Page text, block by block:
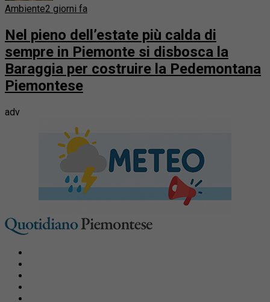
Ambiente2 giorni fa
Nel pieno dell’estate più calda di
sempre in Piemonte si disbosca la
Baraggia per costruire la Pedemontana
Piemontese
adv